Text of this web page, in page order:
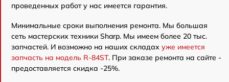
проведенных работ у нас имеется гарантия.
Минимальные сроки выполнения ремонта. Мы большая
сеть мастерских техники Sharp. Мы имеем более 20 тыс.
запчастей. И возможно на наших складах уже имеется
запчасть на модель R-84ST. При заказе ремонта на сайте -
предоставляется скидка -25%.